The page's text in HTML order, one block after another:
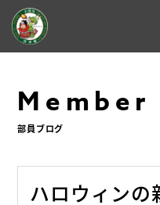
部員ブログ
ハロウィン